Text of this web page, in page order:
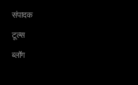
संपादक
टूल्स
ब्लॉग